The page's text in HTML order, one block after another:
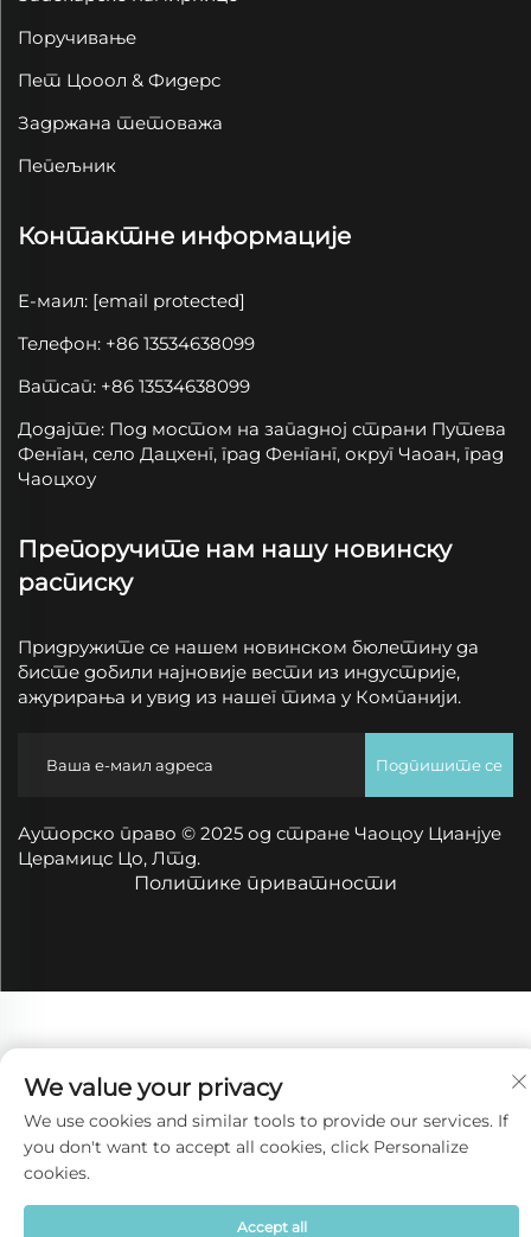
Поручивање
Пет Цооол & Фидерс
Задржана тетоважа
Пепељник
Контактне информације
Е-маил: [email protected]
Телефон: +86 13534638099
Ватсап: +86 13534638099
Додајте: Под мостом на западној страни Путева
Фенган, село Дацхенг, град Фенганг, округ Чаоан, град
Чаоцхоу
Препоручите нам нашу новинску
расписку
Придружите се нашем новинском бюлетину да
бисте добили најновије вести из индустрије,
ажурирања и увид из нашег тима у Компанији.
Подпишите се
Ауторско право © 2025 од стране Чаоцоу Цианјуе
Церамицс Цо, Лтд.
Политике приватности
We value your privacy
We use cookies and similar tools to provide our services. If
you don't want to accept all cookies, click Personalize
cookies.
Accept all